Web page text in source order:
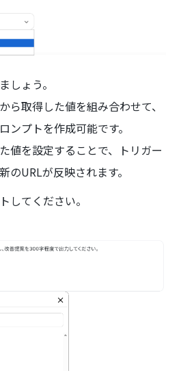
しょう。
ら取得した値を組み合わせて、
ンプトを作成可能です。
値を設定することで、トリガー
のURLが反映されます。
してください。